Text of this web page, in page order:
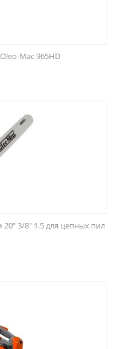
Mac 965HD
3/8" 1.5 для цепных пил